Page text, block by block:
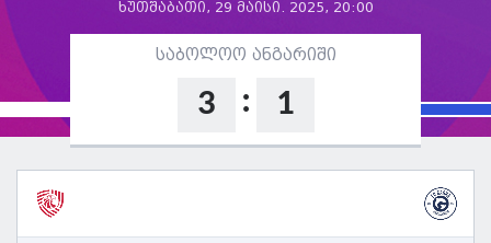
ხუთშაბათი, 29 მაისი. 2025, 20:00
საბოლოო ანგარიში
3 : 1